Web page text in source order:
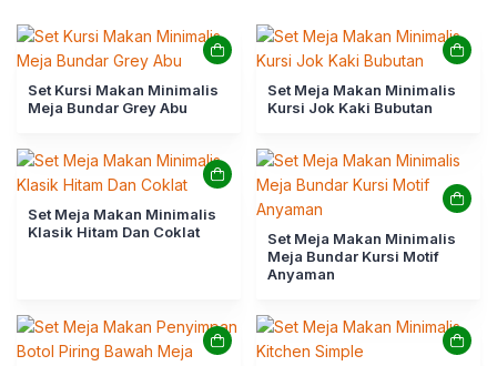
Set Kursi Makan Minimalis
Meja Bundar Grey Abu
Set Meja Makan Minimalis
Kursi Jok Kaki Bubutan
Set Meja Makan Minimalis
Klasik Hitam Dan Coklat
Set Meja Makan Minimalis
Meja Bundar Kursi Motif
Anyaman